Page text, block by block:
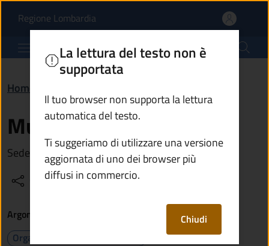
Municipio | Comune di
Regione Lombardia(apre in un'altra scheda).
Comune di Malonno
Home
Municipio
Sede degli uffici comunali
Condividi Vedi azioni
La lettura del testo non è
supportata
Il tuo browser non supporta la lettura
automatica del testo.
Ti suggeriamo di utilizzare una versione
aggiornata di uno dei browser più
diffusi in commercio.
Chiudi
Argomenti
Organizzazione amministrativa